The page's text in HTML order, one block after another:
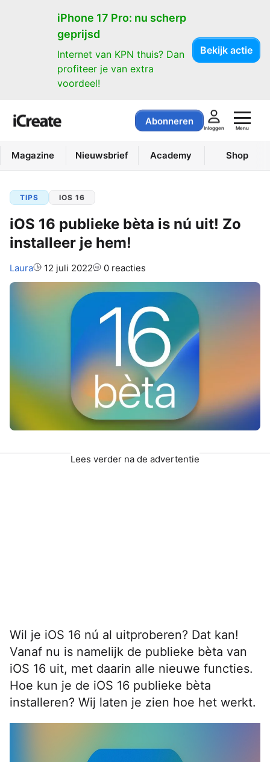
iPhone 17 Pro: nu scherp
geprijsd
Internet van KPN thuis? Dan
profiteer je van extra
voordeel!
Bekijk actie
Abonneren
Inloggen Menu
Magazine Nieuwsbrief Academy Shop
TIPS IOS 16
iOS 16 publieke bèta is nú uit! Zo
installeer je hem!
Auteur:
Laura 12 juli 2022 0 reacties
Lees verder na de advertentie
Wil je iOS 16 nú al uitproberen? Dat kan!
Vanaf nu is namelijk de publieke bèta van
iOS 16 uit, met daarin alle nieuwe functies.
Hoe kun je de iOS 16 publieke bèta
installeren? Wij laten je zien hoe het werkt.